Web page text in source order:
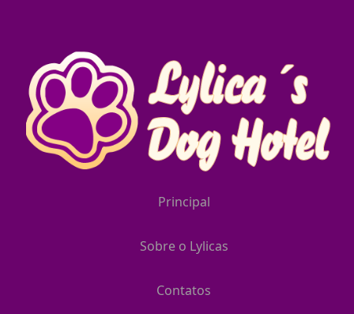
Principal
Sobre o Lylicas
Contatos